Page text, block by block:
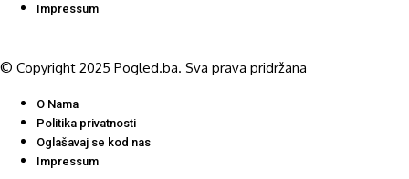
Impressum
© Copyright 2025 Pogled.ba. Sva prava pridržana
O Nama
Politika privatnosti
Oglašavaj se kod nas
Impressum